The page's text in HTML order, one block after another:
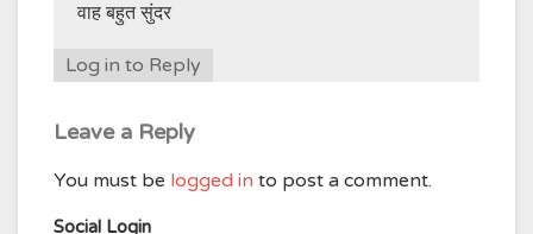
वाह बहुत सुंदर
Log in to Reply
Leave a Reply
You must be logged in to post a comment.
Social Login